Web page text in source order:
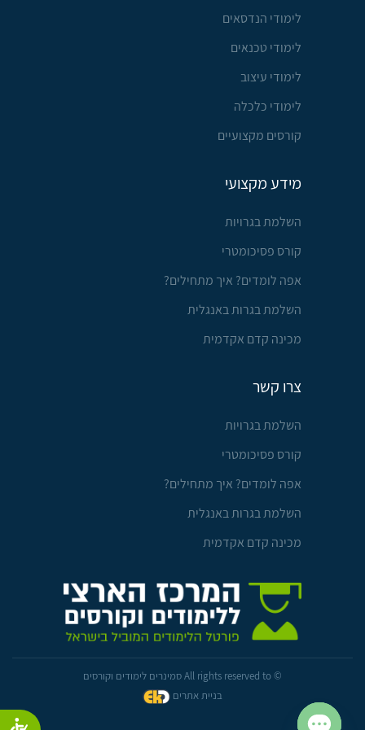
לימודי הנדסאים
לימודי טכנאים
לימודי עיצוב
לימודי כלכלה
קורסים מקצועיים
מידע מקצועי
השלמת בגרויות
קורס פסיכומטרי
אפה לומדים? איך מתחילים?
השלמת בגרות באנגלית
מכינה קדם אקדמית
צרו קשר
השלמת בגרויות
קורס פסיכומטרי
אפה לומדים? איך מתחילים?
השלמת בגרות באנגלית
מכינה קדם אקדמית
© All rights reserved to סמינרים לימודים וקורסים
בניית אתרים